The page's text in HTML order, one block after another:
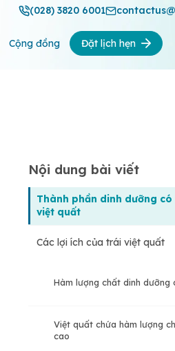
(028) 3820 6001
Cộng đồng Đặt lịch hẹn
Nội dung bài viết
Thành phần dinh dưỡng
việt quất
Các lợi ích của trái việt quất
Hàm lượng chất dinh dưỡng
Việt quất chứa hàm lượng
cao